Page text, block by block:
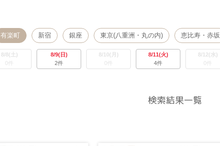
有楽町 新宿 銀座 東京(八重洲・丸の内) 恵比寿・赤坂
秋葉原 北千住 立川・吉祥寺 渋谷 八王子
8/8(土)
0件
8/9(日)
2件
8/10(月)
0件
8/11(火)
4件
8/12(水)
0件
検索結果一覧